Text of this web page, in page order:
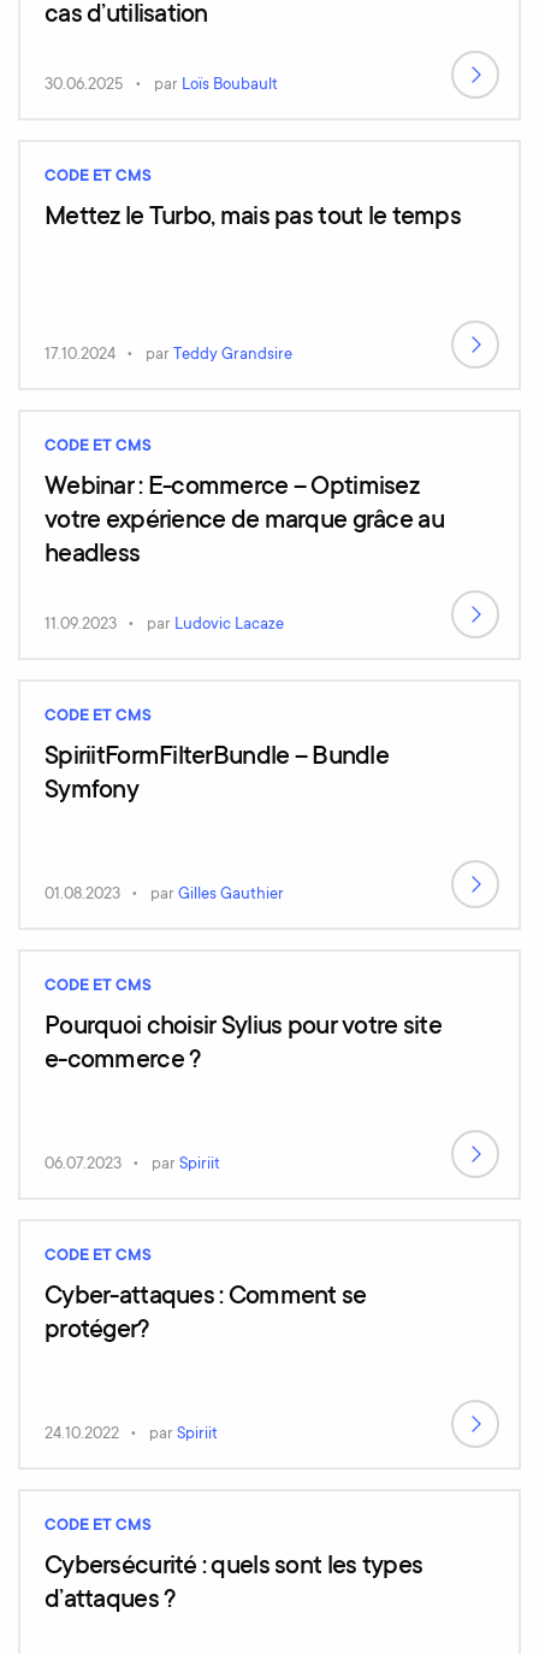
cas d’utilisation
30.06.2025 par Loïs Boubault
CODE ET CMS
Mettez le Turbo, mais pas tout le temps
17.10.2024 par Teddy Grandsire
CODE ET CMS
Webinar : E-commerce – Optimisez
votre expérience de marque grâce au
headless
11.09.2023 par Ludovic Lacaze
CODE ET CMS
SpiriitFormFilterBundle – Bundle
Symfony
01.08.2023 par Gilles Gauthier
CODE ET CMS
Pourquoi choisir Sylius pour votre site
e-commerce ?
06.07.2023 par Spiriit
CODE ET CMS
Cyber-attaques : Comment se
protéger?
24.10.2022 par Spiriit
CODE ET CMS
Cybersécurité : quels sont les types
d’attaques ?